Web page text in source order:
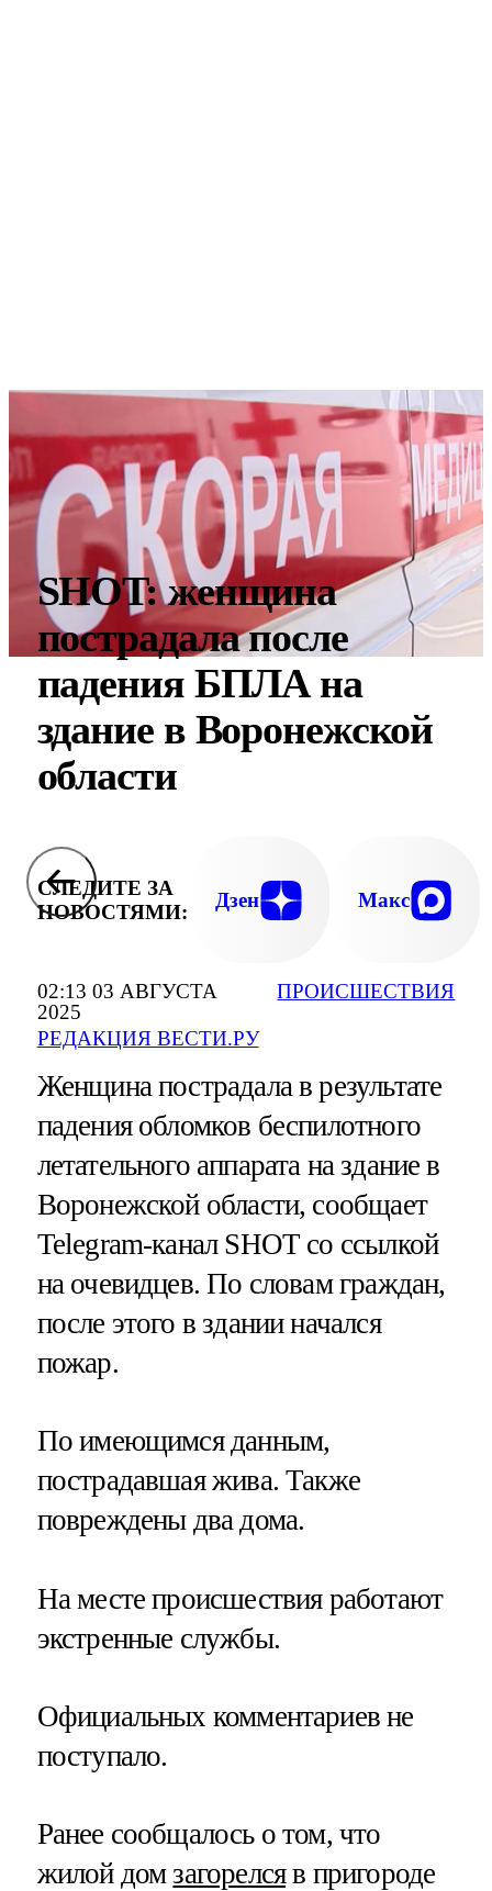
02:13 03 АВГУСТА
2025
РЕДАКЦИЯ ВЕСТИ.РУ
ПРОИСШЕСТВИЯ
SHOT: женщина
пострадала после
падения БПЛА на
здание в Воронежской
области
СЛЕДИТЕ ЗА
НОВОСТЯМИ:
Дзен Макс
Женщина пострадала в результате
падения обломков беспилотного
летательного аппарата на здание в
Воронежской области, сообщает
Telegram-канал SHOT со ссылкой
на очевидцев. По словам граждан,
после этого в здании начался
пожар.
По имеющимся данным,
пострадавшая жива. Также
повреждены два дома.
На месте происшествия работают
экстренные службы.
Официальных комментариев не
поступало.
Ранее сообщалось о том, что
жилой домзагорелсяв пригороде